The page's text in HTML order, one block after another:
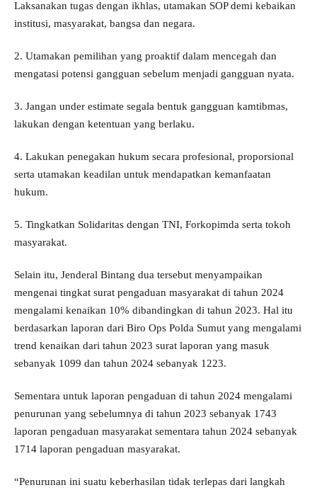
Laksanakan tugas dengan ikhlas, utamakan SOP demi kebaikan
institusi, masyarakat, bangsa dan negara.
2. Utamakan pemilihan yang proaktif dalam mencegah dan
mengatasi potensi gangguan sebelum menjadi gangguan nyata.
3. Jangan under estimate segala bentuk gangguan kamtibmas,
lakukan dengan ketentuan yang berlaku.
4. Lakukan penegakan hukum secara profesional, proporsional
serta utamakan keadilan untuk mendapatkan kemanfaatan
hukum.
5. Tingkatkan Solidaritas dengan TNI, Forkopimda serta tokoh
masyarakat.
Selain itu, Jenderal Bintang dua tersebut menyampaikan
mengenai tingkat surat pengaduan masyarakat di tahun 2024
mengalami kenaikan 10% dibandingkan di tahun 2023. Hal itu
berdasarkan laporan dari Biro Ops Polda Sumut yang mengalami
trend kenaikan dari tahun 2023 surat laporan yang masuk
sebanyak 1099 dan tahun 2024 sebanyak 1223.
Sementara untuk laporan pengaduan di tahun 2024 mengalami
penurunan yang sebelumnya di tahun 2023 sebanyak 1743
laporan pengaduan masyarakat sementara tahun 2024 sebanyak
1714 laporan pengaduan masyarakat.
“Penurunan ini suatu keberhasilan tidak terlepas dari langkah